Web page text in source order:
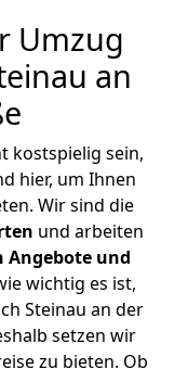
Umzug
an
kostspielig sein,
hier, um Ihnen
Wir sind die
und arbeiten
Angebote und
wichtig es ist,
Steinau an der
setzen wir
zu bieten. Ob